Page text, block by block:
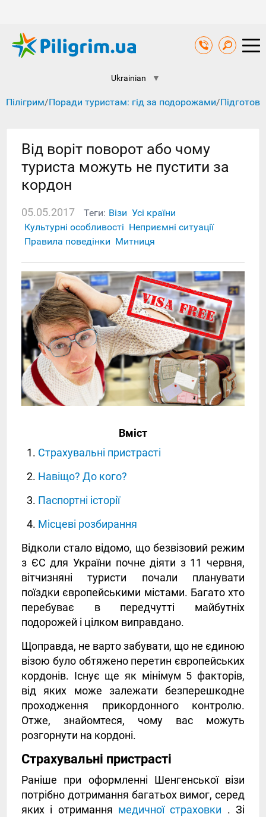
Ukrainian ▼
Пілігрим/Поради туристам: гід за подорожами/
Від воріт поворот або чому
туриста можуть не пустити за
кордон
05.05.2017 Теги: Візи Усі країни
Культурні особливості Неприємні ситуації
Правила поведінки Митниця
Вміст
Страхувальні пристрасті
Навіщо? До кого?
Паспортні історії
Місцеві розбирання
Відколи стало відомо, що безвізовий режим
з ЄС для України почне діяти з 11 червня,
вітчизняні туристи почали планувати
поїздки європейськими містами. Багато хто
перебуває в передчутті майбутніх
подорожей і цілком виправдано.
Щоправда, не варто забувати, що не єдиною
візою було обтяжено перетин європейських
кордонів. Існує ще як мінімум 5 факторів,
від яких може залежати безперешкодне
проходження прикордонного контролю.
Отже, знайомтеся, чому вас можуть
розгорнути на кордоні.
Страхувальні пристрасті
Раніше при оформленні Шенгенської візи
потрібно дотримання багатьох вимог, серед
яких і отримання медичної страховки . Зі